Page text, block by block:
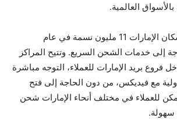
العالمية.
وبما أنه تجاوز عدد سكان الإمارات 11 مليون نسمة في عام
إلى خدمات الشحن السريع. وتتيح المراكز
فروع بريد الإمارات للعملاء، التوجه مباشرة
مع فيديكس، من دون الحاجة إلى فتح
للعملاء في مختلف أنحاء الإمارات شحن
سهولة.